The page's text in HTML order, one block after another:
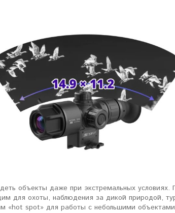
объекты даже при экстремальных условиях.
для охоты, наблюдения за дикой природой,
«hot spot» для работы с небольшими